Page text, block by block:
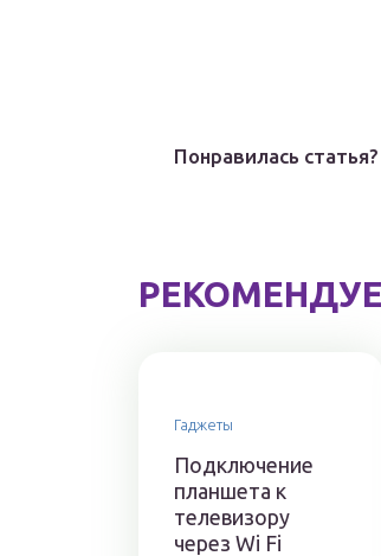
Понравилась статья?
Гаджеты
Подключение
планшета к
телевизору
через Wi Fi